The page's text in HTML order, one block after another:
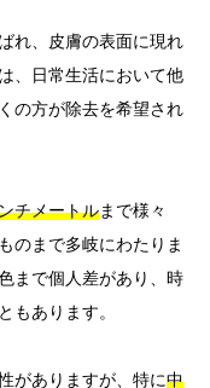
れ、皮膚の表面に現れ
、日常生活において他
の方が除去を希望され
チメートルまで様々
のまで多岐にわたりま
まで個人差があり、時
もあります。
がありますが、特に中